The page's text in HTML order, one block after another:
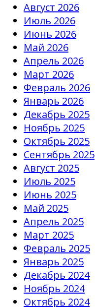
Август 2026
Июль 2026
Июнь 2026
Май 2026
Апрель 2026
Март 2026
Февраль 2026
Январь 2026
Декабрь 2025
Ноябрь 2025
Октябрь 2025
Сентябрь 2025
Август 2025
Июль 2025
Июнь 2025
Май 2025
Апрель 2025
Март 2025
Февраль 2025
Январь 2025
Декабрь 2024
Ноябрь 2024
Октябрь 2024